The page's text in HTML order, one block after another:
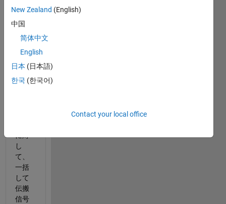
て、
二点
につ
いて
回答
願い
ま
し
て、
一括
して
伝搬
信号
New Zealand (English)
中国
简体中文
English
日本 (日本語)
한국 (한국어)
Contact your local office